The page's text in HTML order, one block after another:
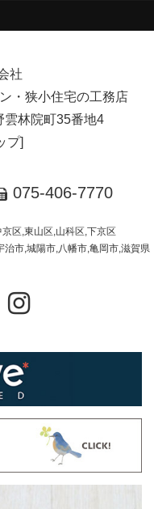
社
・狭小住宅の工務店
雲林院町35番地4
プ]
075-406-7770
区,東山区,山科区,下京区
市,城陽市,八幡市,亀岡市,滋賀県